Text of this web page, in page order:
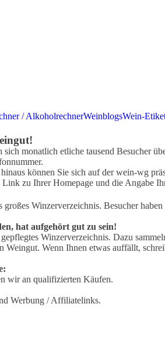
/ AlkoholrechnerWeinblogsWein-
monatlich etliche tausend Besucher
können Sie sich auf der wein-wg
zu Ihrer Homepage und die Angabe
Winzerverzeichnis. Besucher
hat aufgehört gut zu sein!
Winzerverzeichnis. Dazu
Weingut. Wenn Ihnen etwas auffällt,
wir an qualifizierten Käufen.
Werbung / Affiliatelinks.